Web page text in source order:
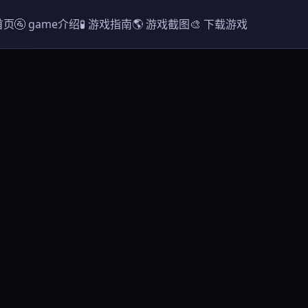
页🚰 game介绍🧪 游戏指南🌎 游戏截图🎨 下载游戏